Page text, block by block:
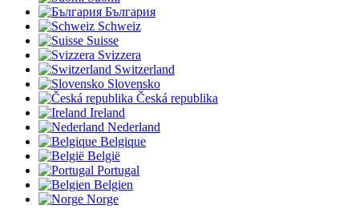
България
Schweiz
Suisse
Svizzera
Switzerland
Slovensko
Česká republika
Ireland
Nederland
Belgique
België
Portugal
Belgien
Norge